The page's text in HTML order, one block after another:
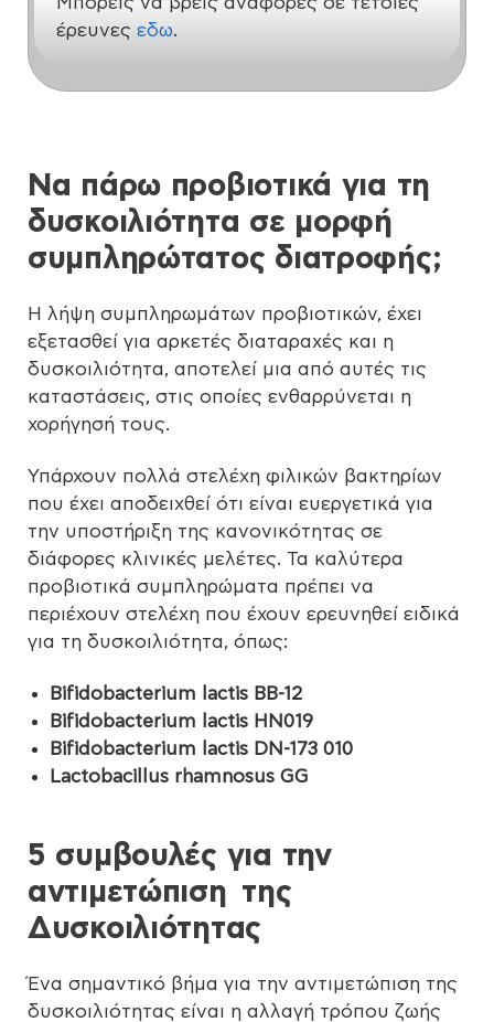
έρευνες εδω.
Να πάρω προβιοτικά για τη
δυσκοιλιότητα σε μορφή
συμπληρώτατος διατροφής;
Η λήψη συμπληρωμάτων προβιοτικών, έχει
εξετασθεί για αρκετές διαταραχές και η
δυσκοιλιότητα, αποτελεί μια από αυτές τις
καταστάσεις, στις οποίες ενθαρρύνεται η
χορήγησή τους.
Υπάρχουν πολλά στελέχη φιλικών βακτηρίων
που έχει αποδειχθεί ότι είναι ευεργετικά για
την υποστήριξη της κανονικότητας σε
διάφορες κλινικές μελέτες. Τα καλύτερα
προβιοτικά συμπληρώματα πρέπει να
περιέχουν στελέχη που έχουν ερευνηθεί ειδικά
για τη δυσκοιλιότητα, όπως:
Bifidobacterium lactis BB-12
Bifidobacterium lactis HN019
Bifidobacterium lactis DN-173 010
Lactobacillus rhamnosus GG
5 συμβουλές για την
αντιμετώπιση της
Δυσκοιλιότητας
Ένα σημαντικό βήμα για την αντιμετώπιση της
δυσκοιλιότητας είναι η αλλαγή τρόπου ζωής